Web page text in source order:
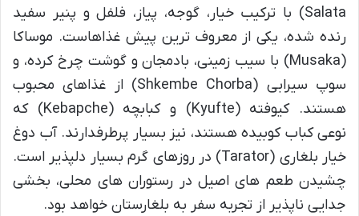
Salata) با ترکیب خیار، گوجه، پیاز، فلفل و پنیر سفید
رنده شده، یکی از معروف ترین پیش غذاهاست. موساکا
(Musaka) با سیب زمینی، بادمجان و گوشت چرخ کرده، و
سوپ سیرابی (Shkembe Chorba) از غذاهای محبوب
هستند. کیوفته (Kyufte) و کبابچه (Kebapche) که
نوعی کباب کوبیده هستند، نیز بسیار پرطرفدارند. آب دوغ
خیار بلغاری (Tarator) در روزهای گرم بسیار دلپذیر است.
چشیدن طعم های اصیل در رستوران های محلی، بخشی
جدایی ناپذیر از تجربه سفر به بلغارستان خواهد بود.